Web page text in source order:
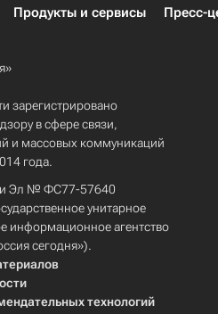
Продукты и сервисы Пресс-
зарегистрировано
в сфере связи,
и массовых коммуникаций
года.
Эл № ФС77-57640
унитарное
информационное агентство
сегодня»).
технологий